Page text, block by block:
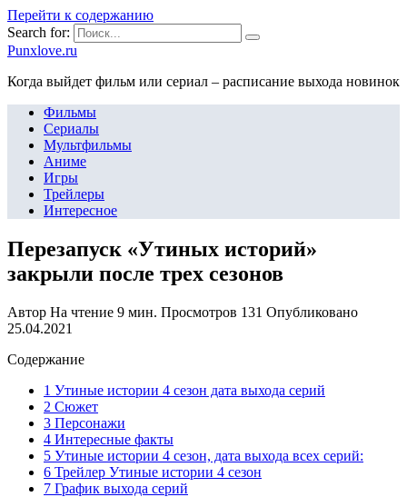
Перейти к содержанию
Search for:
Punxlove.ru
Когда выйдет фильм или сериал – расписание выхода новинок
Фильмы
Сериалы
Мультфильмы
Аниме
Игры
Трейлеры
Интересное
Перезапуск «Утиных историй»
закрыли после трех сезонов
Автор На чтение 9 мин. Просмотров 131 Опубликовано
25.04.2021
Содержание
1 Утиные истории 4 сезон дата выхода серий
2 Сюжет
3 Персонажи
4 Интересные факты
5 Утиные истории 4 сезон, дата выхода всех серий:
6 Трейлер Утиные истории 4 сезон
7 График выхода серий